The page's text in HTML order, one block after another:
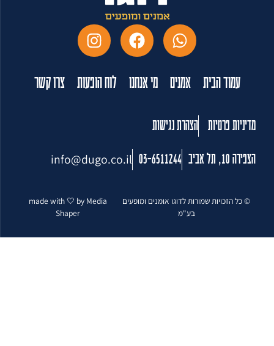
עמוד הבית אמנים מי אנחנו לוח הופעות צרו קשר
מדיניות פרטיות הצהרת נגישות
הצפירה 10, תל אביב 03-6511244
info@dugo.co.il
© כל הזכויות שמורות לדוגו אומנים ומופעים
בע"מ
made with 🤍 by Media
Shaper